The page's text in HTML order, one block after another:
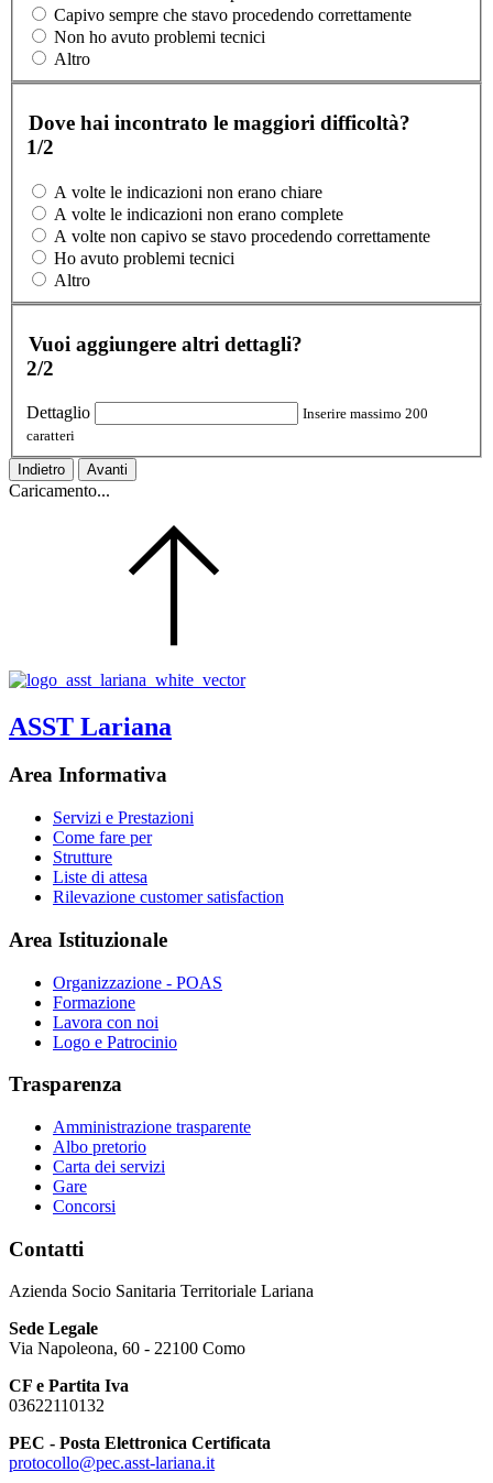
Capivo sempre che stavo procedendo correttamente
Non ho avuto problemi tecnici
Altro
Dove hai incontrato le maggiori difficoltà?
1/2
A volte le indicazioni non erano chiare
A volte le indicazioni non erano complete
A volte non capivo se stavo procedendo correttamente
Ho avuto problemi tecnici
Altro
Vuoi aggiungere altri dettagli?
2/2
Dettaglio
Inserire massimo 200
caratteri
Indietro Avanti
Caricamento...
ASST Lariana
Area Informativa
Servizi e Prestazioni
Come fare per
Strutture
Liste di attesa
Rilevazione customer satisfaction
Area Istituzionale
Organizzazione - POAS
Formazione
Lavora con noi
Logo e Patrocinio
Trasparenza
Amministrazione trasparente
Albo pretorio
Carta dei servizi
Gare
Concorsi
Contatti
Azienda Socio Sanitaria Territoriale Lariana
Sede Legale
Via Napoleona, 60 - 22100 Como
CF e Partita Iva
03622110132
PEC - Posta Elettronica Certificata
protocollo@pec.asst-lariana.it